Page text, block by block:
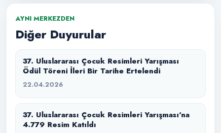
AYNI MERKEZDEN
Diğer Duyurular
37. Uluslararası Çocuk Resimleri Yarışması
Ödül Töreni İleri Bir Tarihe Ertelendi
22.04.2026
37. Uluslararası Çocuk Resimleri Yarışması’na
4.779 Resim Katıldı